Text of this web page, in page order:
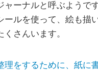
ャーナルと呼ぶようで
ールを使って、絵も描
くさんいます。
理をするために、紙に